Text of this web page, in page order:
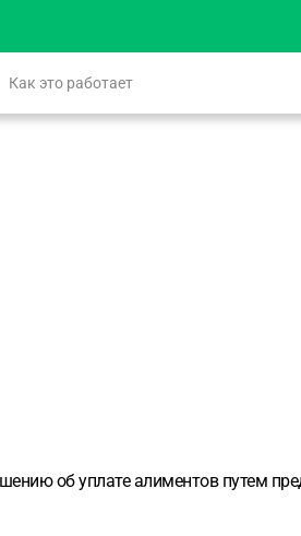
Как это работает
об уплате алиментов путем